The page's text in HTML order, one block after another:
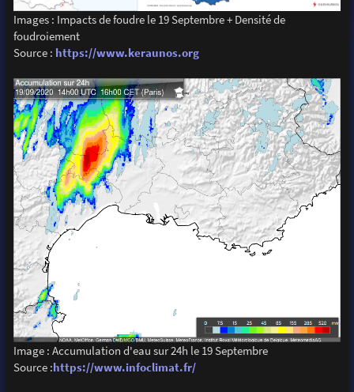
Images : Impacts de foudre le 19 Septembre + Densité de
foudroiement
Source : https://www.keraunos.org
Image : Accumulation d'eau sur 24h le 19 Septembre
Source :https://www.infoclimat.fr/